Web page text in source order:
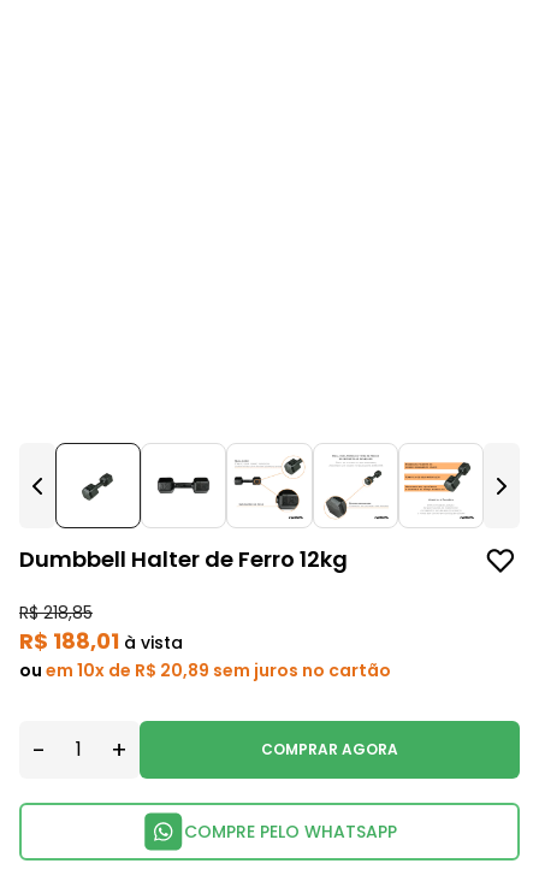
Dumbbell Halter de Ferro 12kg
R$ 218,85
R$ 188,01 à vista
ou em 10x de R$ 20,89 sem juros no cartão
- + COMPRAR AGORA
COMPRE PELO WHATSAPP